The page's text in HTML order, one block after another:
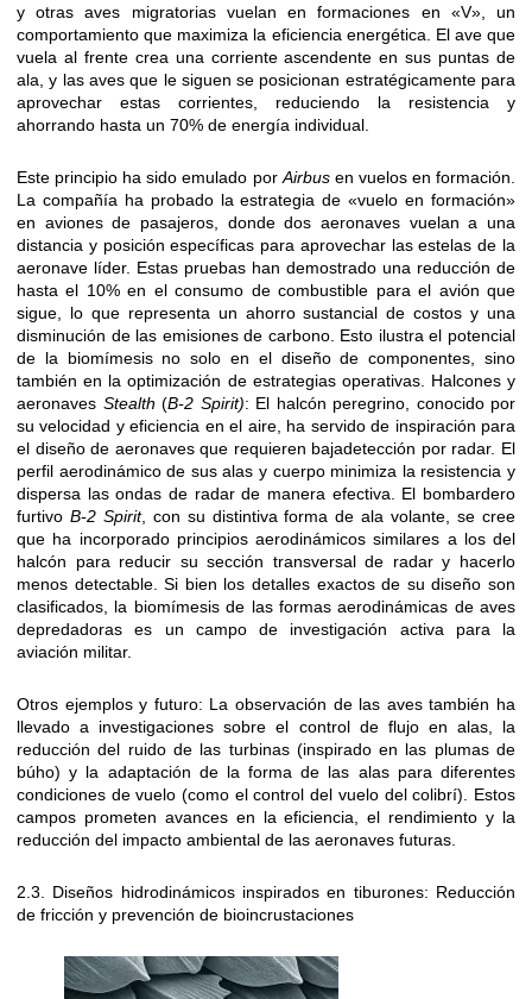
y otras aves migratorias vuelan en formaciones en «V», un
comportamiento que maximiza la eficiencia energética. El ave que
vuela al frente crea una corriente ascendente en sus puntas de
ala, y las aves que le siguen se posicionan estratégicamente para
aprovechar estas corrientes, reduciendo la resistencia y
ahorrando hasta un 70% de energía individual.
Este principio ha sido emulado por Airbusen vuelos en formación.
La compañía ha probado la estrategia de «vuelo en formación»
en aviones de pasajeros, donde dos aeronaves vuelan a una
distancia y posición específicas para aprovechar las estelas de la
aeronave líder. Estas pruebas han demostrado una reducción de
hasta el 10% en el consumo de combustible para el avión que
sigue, lo que representa un ahorro sustancial de costos y una
disminución de las emisiones de carbono. Esto ilustra el potencial
de la biomímesis no solo en el diseño de componentes, sino
también en la optimización de estrategias operativas. Halcones y
aeronaves Stealth (B-2 Spirit): El halcón peregrino, conocido por
su velocidad y eficiencia en el aire, ha servido de inspiración para
el diseño de aeronaves que requieren bajadetección por radar. El
perfil aerodinámico de sus alas y cuerpo minimiza la resistencia y
dispersa las ondas de radar de manera efectiva. El bombardero
furtivo B-2 Spirit, con su distintiva forma de ala volante, se cree
que ha incorporado principios aerodinámicos similares a los del
halcón para reducir su sección transversal de radar y hacerlo
menos detectable. Si bien los detalles exactos de su diseño son
clasificados, la biomímesis de las formas aerodinámicas de aves
depredadoras es un campo de investigación activa para la
aviación militar.
Otros ejemplos y futuro: La observación de las aves también ha
llevado a investigaciones sobre el control de flujo en alas, la
reducción del ruido de las turbinas (inspirado en las plumas de
búho) y la adaptación de la forma de las alas para diferentes
condiciones de vuelo (como el control del vuelo del colibrí). Estos
campos prometen avances en la eficiencia, el rendimiento y la
reducción del impacto ambiental de las aeronaves futuras.
2.3. Diseños hidrodinámicos inspirados en tiburones: Reducción
de fricción y prevención de bioincrustaciones